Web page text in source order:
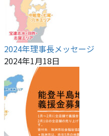
2024年理事長メッセージ
2024年1月18日